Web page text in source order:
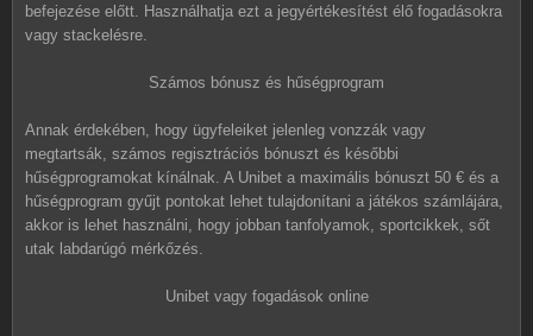
befejezése előtt. Használhatja ezt a jegyértékesítést élő fogadásokra
vagy stackelésre.
Számos bónusz és hűségprogram
Annak érdekében, hogy ügyfeleiket jelenleg vonzzák vagy
megtartsák, számos regisztrációs bónuszt és későbbi
hűségprogramokat kínálnak. A Unibet a maximális bónuszt 50 € és a
hűségprogram gyűjt pontokat lehet tulajdonítani a játékos számlájára,
akkor is lehet használni, hogy jobban tanfolyamok, sportcikkek, sőt
utak labdarúgó mérkőzés.
Unibet vagy fogadások online